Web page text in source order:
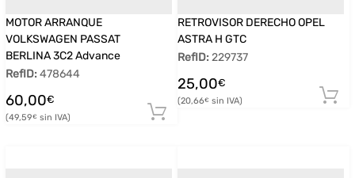
MOTOR ARRANQUE
VOLKSWAGEN PASSAT
BERLINA 3C2 Advance
RefID: 478644
60,00€
49,59€
RETROVISOR DERECHO OPEL
ASTRA H GTC
RefID: 229737
25,00€
20,66€